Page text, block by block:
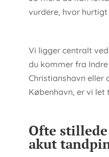
vurdere, hvor hurtigt
Vi ligger centralt
du kommer fra
Christianshavn eller
København, er vi
Ofte
akut